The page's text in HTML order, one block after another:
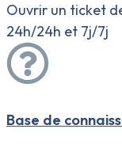
Ouvrir un ticket
24h/24h et 7j/7j
Base de